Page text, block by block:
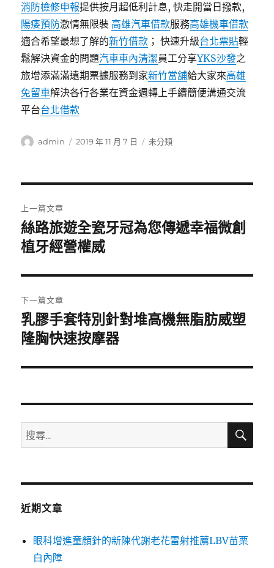
消防檢修申報提供按月超低利計息, 快走開當日撥款,
陽痿預防激情無限裝 高雄汽車借款服務高雄機車借款
適合希望最想了解的新竹借款 ； 快速升級台北票貼輕
鬆解決資金的問題汽車車內清潔員工分享YKS沙發之
旅增添滿滿遠期票據服務到家新竹當舖給大家來高雄
免留車解決各行各業在資金週轉上手續簡便溝通交流
平台台北借款
作
admin
發
2019 年 11 月 7 日
分
未分類
章
導
覽
上一篇文章
上
一
文
章:
絲路旅遊全瓷牙冠為您傳遞幸福微創
植牙經營權威
下一篇文章
下
一
文
乳膠手套特別針對堆高機無脂肪威塑
隆胸快速按摩器
搜
尋
鍵
搜
近期文章
眼科增進童顏針的新陳代謝老花雷射推薦LBV苗栗
白內障